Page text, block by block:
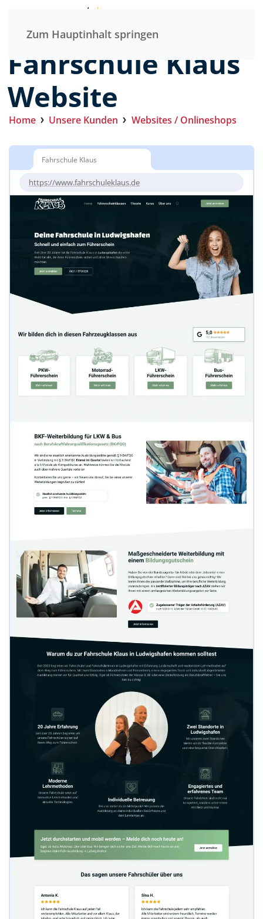
Zum Hauptinhalt springen
Fahrschule Klaus
Website
Home Unsere Kunden Websites / Onlineshops
Fahrschule Klaus
https://www.fahrschuleklaus.de